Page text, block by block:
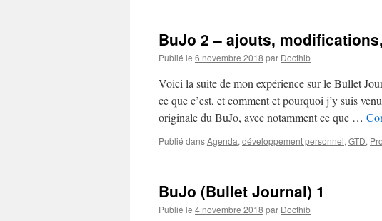
BuJo 2 – ajouts,
Publié le 6 novembre 2018 par Docthib
Voici la suite de mon expérience sur le Bullet
ce que c’est, et comment et pourquoi j’y suis
originale du BuJo, avec notamment ce que …
Publié dansAgenda, développement personnel, GTD,
BuJo (Bullet Journal) 1
Publié le 4 novembre 2018 par Docthib